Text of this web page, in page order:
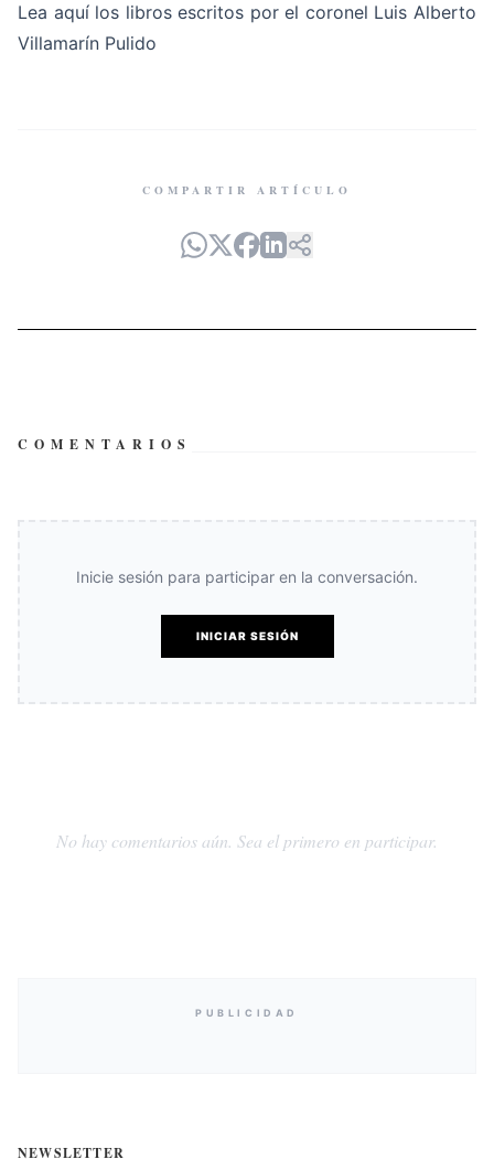
Lea aquílos libros escritos por el coronel Luis Alberto
Villamarín Pulido
COMPARTIR ARTÍCULO
COMENTARIOS
Inicie sesión para participar en la conversación.
INICIAR SESIÓN
No hay comentarios aún. Sea el primero en participar.
PUBLICIDAD
NEWSLETTER